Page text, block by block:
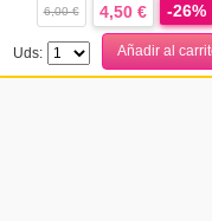
6,00 € 4,50 € -26%
Uds: Añadir al